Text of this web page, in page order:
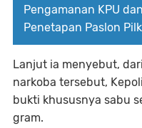
Pengamanan KPU
Penetapan Paslon
Lanjut ia menyebut,
narkoba tersebut,
bukti khususnya sabu
gram.